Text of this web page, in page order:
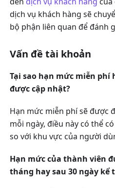
dịch vụ khách hàng sẽ
bộ phận liên quan để đánh
Vấn đề tài khoản
Tại sao hạn mức miễn phí
được cập nhật?
Hạn mức miễn phí sẽ được
mỗi ngày, điều này có thể
so với khu vực của người
Hạn mức của thành viên
tháng hay sau 30 ngày